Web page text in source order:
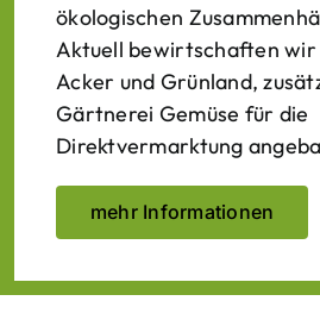
ökologischen
Aktuell bewirtschaften wir
Acker und Grünland,
Gärtnerei Gemüse für die
Direktvermarktung
mehr Informationen